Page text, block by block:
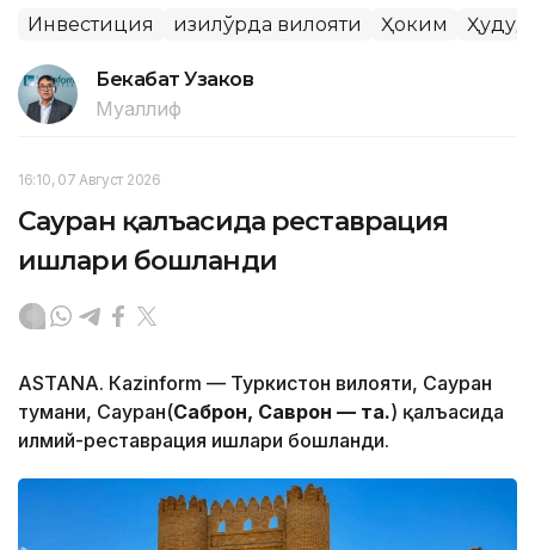
Инвестиция Қизилўрда вилояти Ҳоким
Бекабат Узаков
Муаллиф
16:10, 07 Август 2026
Сауран қалъасида реставрация
ишлари бошланди
ASTANА. Кazinform — Туркистон вилояти, Сауран
тумани, Сауран(Саброн, Саврон — таҳ.) қалъасида
илмий-реставрация ишлари бошланди.